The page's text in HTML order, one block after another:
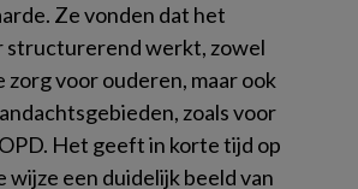
Ze vonden dat het
werkt, zowel
zorg voor ouderen, maar ook
zoals voor
Het geeft in korte tijd op
wijze een duidelijk beeld van